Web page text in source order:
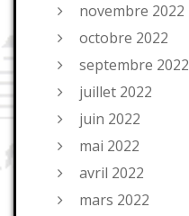
novembre 2022
octobre 2022
septembre 2022
juillet 2022
juin 2022
mai 2022
avril 2022
mars 2022